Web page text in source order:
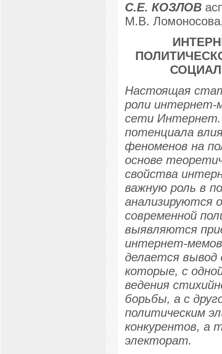
С.Е. КОЗЛОВ
М.В.
Настоящая
роли интернет-
сети
потенциала
феноменов на
основе
свойства
важную роль в
анализируются
современной
выявляются
интернет-
делается
которые, с
ведения
борьбы, а с
политическим
конкурентов, а
электорат.